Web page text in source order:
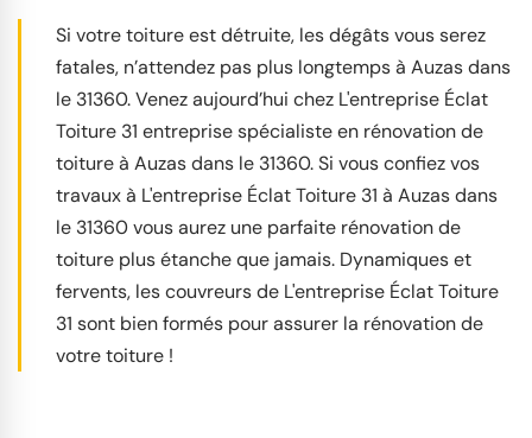
Si votre toiture est détruite, les dégâts vous serez
fatales, n’attendez pas plus longtemps à Auzas dans
le 31360. Venez aujourd’hui chez L'entreprise Éclat
Toiture 31 entreprise spécialiste en rénovation de
toiture à Auzas dans le 31360. Si vous confiez vos
travaux à L'entreprise Éclat Toiture 31 à Auzas dans
le 31360 vous aurez une parfaite rénovation de
toiture plus étanche que jamais. Dynamiques et
fervents, les couvreurs de L'entreprise Éclat Toiture
31 sont bien formés pour assurer la rénovation de
votre toiture !